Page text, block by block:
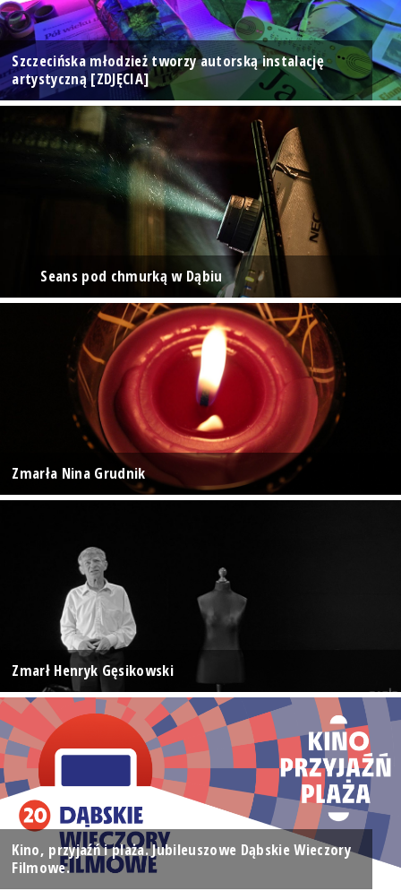
Szczecińska młodzież tworzy autorską instalację
artystyczną [ZDJĘCIA]
Seans pod chmurką w Dąbiu
Zmarła Nina Grudnik
Zmarł Henryk Gęsikowski
Kino, przyjaźń i plaża. Jubileuszowe Dąbskie Wieczory
Filmowe.